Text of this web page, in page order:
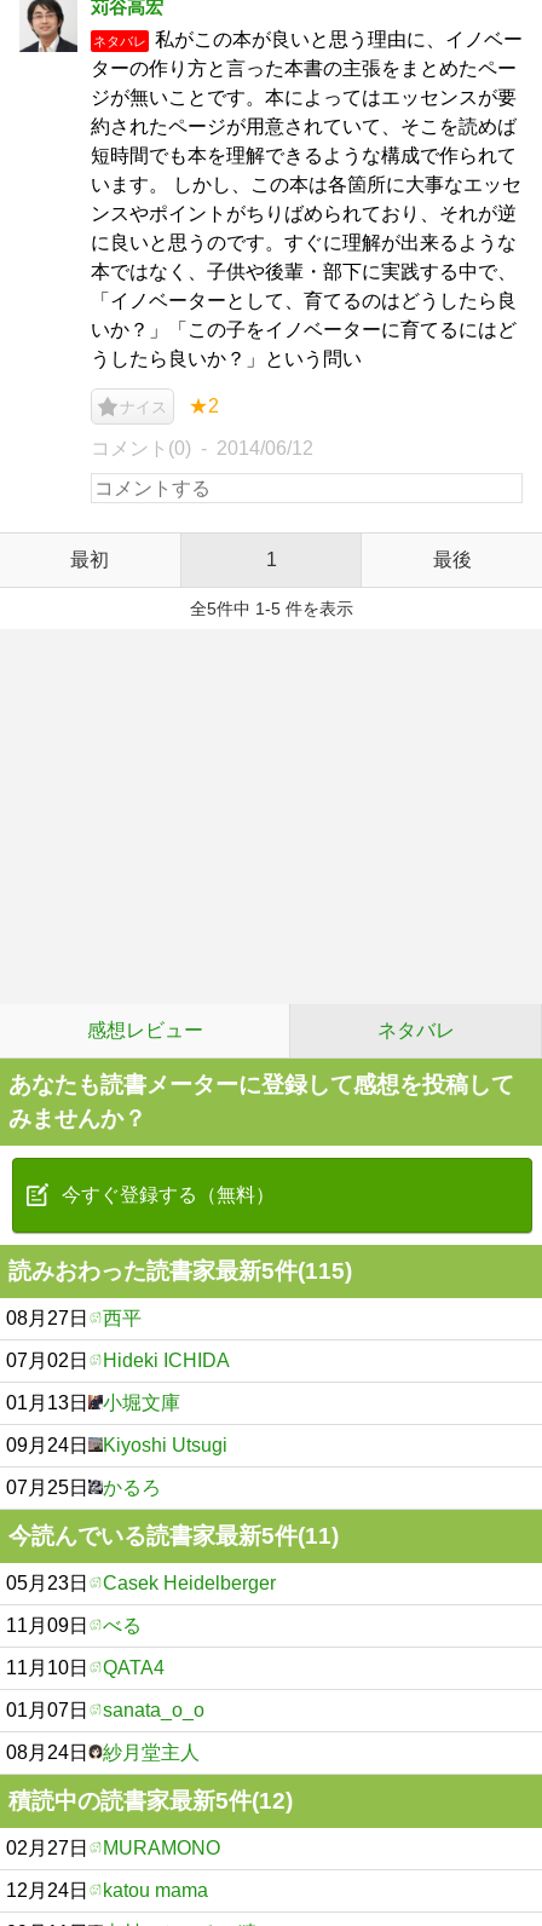
苅谷高宏
ネタバレ
私がこの本が良いと思う理由に、イノベー
ターの作り方と言った本書の主張をまとめたペー
ジが無いことです。本によってはエッセンスが要
約されたページが用意されていて、そこを読めば
短時間でも本を理解できるような構成で作られて
います。 しかし、この本は各箇所に大事なエッセ
ンスやポイントがちりばめられており、それが逆
に良いと思うのです。すぐに理解が出来るような
本ではなく、子供や後輩・部下に実践する中で、
「イノベーターとして、育てるのはどうしたら良
いか？」「この子をイノベーターに育てるにはど
うしたら良いか？」という問い
ナイス ★2
コメント(0) 2014/06/12
最初 1 最後
全5件中 1-5 件を表示
感想レビュー ネタバレ
あなたも読書メーターに登録して感想を投稿して
みませんか？
今すぐ登録する（無料）
読みおわった読書家最新5件(115)
08月27日 西平
07月02日 Hideki ICHIDA
01月13日 小堀文庫
09月24日 Kiyoshi Utsugi
07月25日 かるろ
今読んでいる読書家最新5件(11)
05月23日 Casek Heidelberger
11月09日 べる
11月10日 QATA4
01月07日 sanata_o_o
08月24日 紗月堂主人
積読中の読書家最新5件(12)
02月27日 MURAMONO
12月24日 katou mama